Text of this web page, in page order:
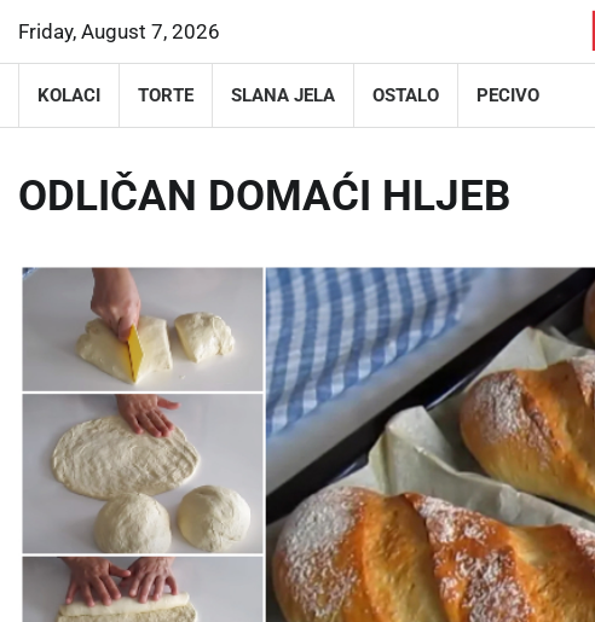
content
Friday, August 7, 2026
KOLACI TORTE SLANA JELA OSTALO PECIVO
ODLIČAN DOMAĆI HLJEB